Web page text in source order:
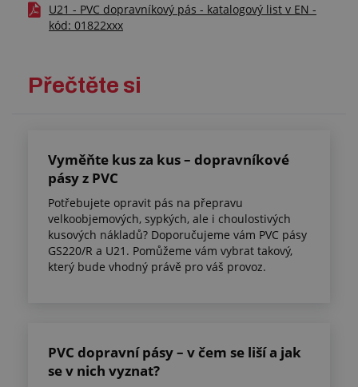
U21 - PVC dopravníkový pás - katalogový list v EN -
kód: 01822xxx
Přečtěte si
Vyměňte kus za kus – dopravníkové
pásy z PVC
Potřebujete opravit pás na přepravu
velkoobjemových, sypkých, ale i choulostivých
kusových nákladů? Doporučujeme vám PVC pásy
GS220/R a U21. Pomůžeme vám vybrat takový,
který bude vhodný právě pro váš provoz.
PVC dopravní pásy – v čem se liší a jak
se v nich vyznat?